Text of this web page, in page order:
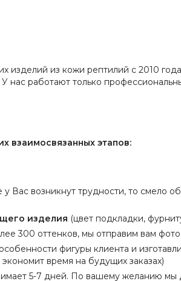
изделий из кожи рептилий с 2010
нас работают только
взаимосвязанных этапов:
у Вас возникнут трудности, то смело
изделия (цвет подкладки,
300 оттенков, мы отправим вам
фигуры клиента и
время на будущих заказах)
5-7 дней. По вашему желанию мы